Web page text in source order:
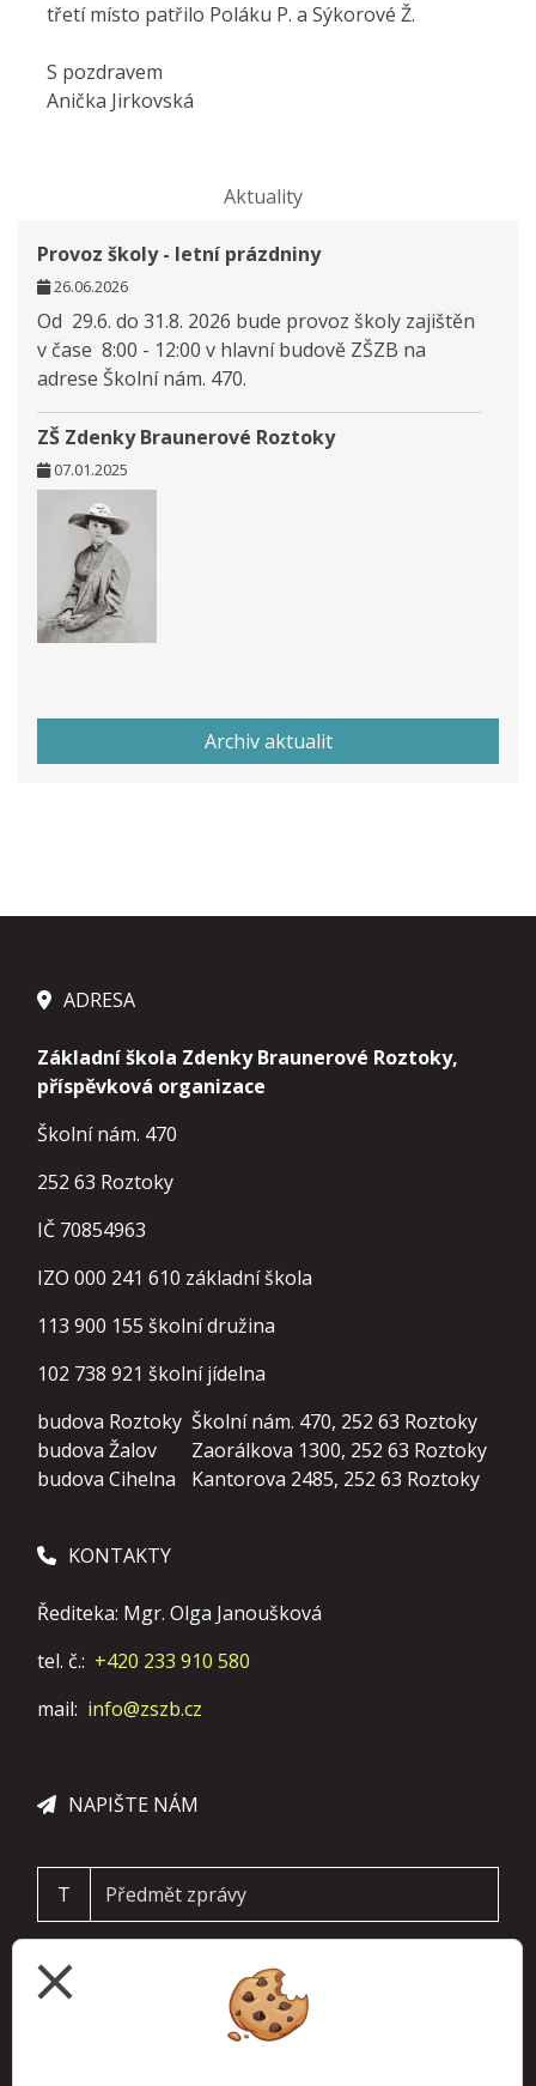
třetí místo patřilo Poláku P. a Sýkorové Ž.
S pozdravem
Anička Jirkovská
Aktuality
Provoz školy - letní prázdniny
26.06.2026
Od 29.6. do 31.8. 2026 bude provoz školy zajištěn
v čase 8:00 - 12:00 v hlavní budově ZŠZB na
adrese Školní nám. 470.
ZŠ Zdenky Braunerové Roztoky
07.01.2025
Archiv aktualit
ADRESA
Základní škola Zdenky Braunerové Roztoky,
příspěvková organizace
Školní nám. 470
252 63 Roztoky
IČ 70854963
IZO 000 241 610 základní škola
113 900 155 školní družina
102 738 921 školní jídelna
budova Roztoky Školní nám. 470, 252 63 Roztoky
budova Žalov
Zaorálkova 1300, 252 63 Roztoky
budova Cihelna
Kantorova 2485, 252 63 Roztoky
KONTAKTY
Řediteka: Mgr. Olga Janoušková
tel. č.: +420 233 910 580
mail: info@zszb.cz
NAPIŠTE NÁM
T
close